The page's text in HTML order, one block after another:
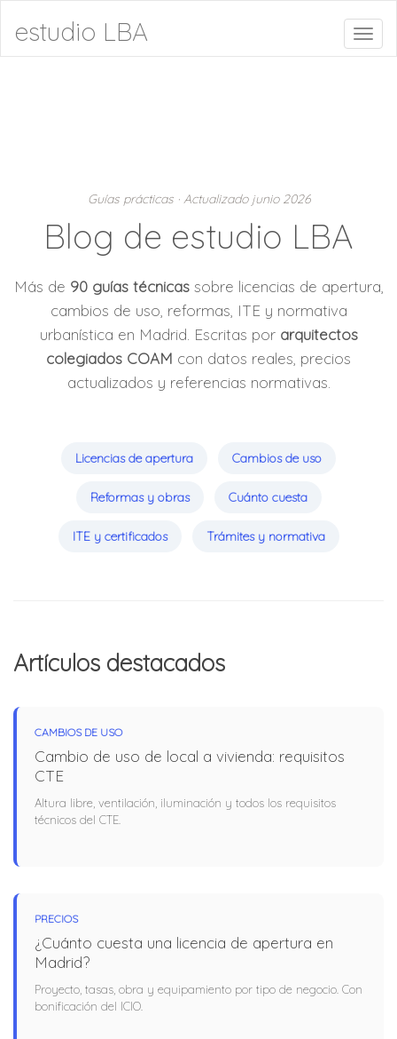
estudio LBA
Guías prácticas · Actualizado junio 2026
Blog de estudio LBA
Más de 90 guías técnicassobre licencias de apertura,
cambios de uso, reformas, ITE y normativa
urbanística en Madrid. Escritas por arquitectos
colegiados COAM con datos reales, precios
actualizados y referencias normativas.
Licencias de apertura Cambios de uso
Reformas y obras Cuánto cuesta
ITE y certificados Trámites y normativa
Artículos destacados
CAMBIOS DE USO
Cambio de uso de local a vivienda: requisitos
CTE
Altura libre, ventilación, iluminación y todos los requisitos
técnicos del CTE.
PRECIOS
¿Cuánto cuesta una licencia de apertura en
Madrid?
Proyecto, tasas, obra y equipamiento por tipo de negocio. Con
bonificación del ICIO.